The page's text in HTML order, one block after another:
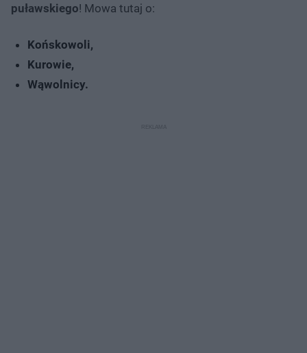
puławskiego! Mowa tutaj o:
Końskowoli,
Kurowie,
Wąwolnicy.